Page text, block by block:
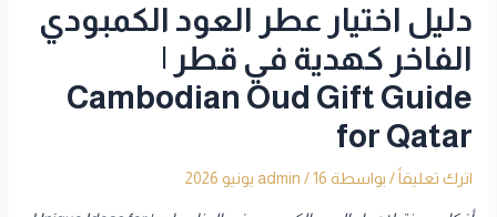
دليل اختيار عطر العود الكمبودي
الفاخر كهدية في قطر |
Cambodian Oud Gift Guide
for Qatar
اترك تعليقاً / بواسطة admin /16 يونيو 2026